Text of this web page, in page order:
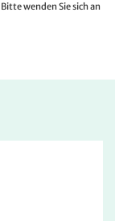
wenden Sie sich an